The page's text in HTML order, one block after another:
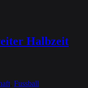
Halbzeit
Fussball